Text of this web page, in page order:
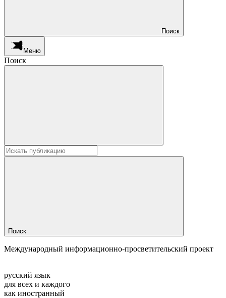
Поиск
Меню
Поиск
Поиск
Международный информационно-просветительский проект
русский язык
для всех и каждого
как иностранный